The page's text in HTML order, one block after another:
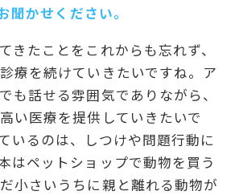
聞かせください。
きたことをこれからも忘れず、
療を続けていきたいですね。ア
も話せる雰囲気でありながら、
い医療を提供していきたいで
いるのは、しつけや問題行動に
はペットショップで動物を買う
小さいうちに親と離れる動物が